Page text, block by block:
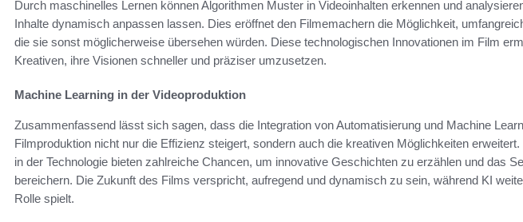
Durch maschinelles Lernen können Algorithmen Muster in Videoinhalten erkennen und
Inhalte dynamisch anpassen lassen. Dies eröffnet den Filmemachern die Möglichkeit,
die sie sonst möglicherweise übersehen würden. Diese technologischen Innovationen im Film
Kreativen, ihre Visionen schneller und präziser umzusetzen.
Machine Learning in der Videoproduktion
Zusammenfassend lässt sich sagen, dass die Integration von Automatisierung und Machine
Filmproduktion nicht nur die Effizienz steigert, sondern auch die kreativen Möglichkeiten
in der Technologie bieten zahlreiche Chancen, um innovative Geschichten zu erzählen und das
bereichern. Die Zukunft des Films verspricht, aufregend und dynamisch zu sein, während KI
Rolle spielt.